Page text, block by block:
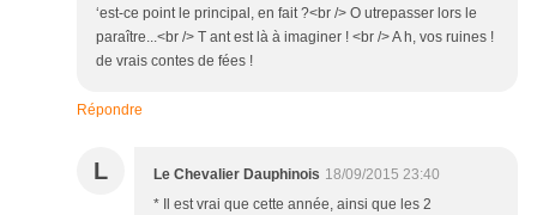
‘est-ce point le principal, en fait ?<br /> O utrepasser lors le
paraître...<br /> T ant est là à imaginer ! <br /> A h, vos ruines !
de vrais contes de fées !
Répondre
L Le Chevalier Dauphinois 18/09/2015 23:40
* Il est vrai que cette année, ainsi que les 2